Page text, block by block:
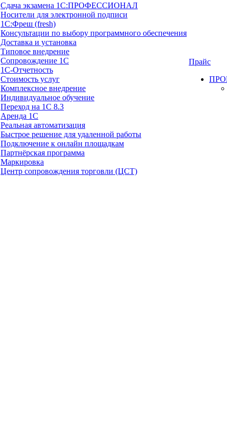
Сдача экзамена 1С:ПРОФЕССИОНАЛ
Носители для электронной подписи
1С:Фреш (fresh)
Консультации по выбору программного обеспечения
Доставка и установка
Типовое внедрение
Сопровождение 1С
1С-Отчетность
Стоимость услуг
Комплексное внедрение
Индивидуальное обучение
Переход на 1С 8.3
Аренда 1С
Реальная автоматизация
Быстрое решение для удаленной работы
Подключение к онлайн площадкам
Партнёрская программа
Маркировка
Центр сопровождения торговли (ЦСТ)
Прайс